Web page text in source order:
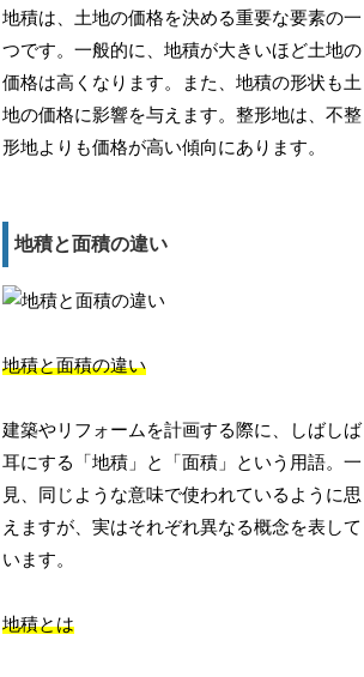
地積は、土地の価格を決める重要な要素の一
つです。一般的に、地積が大きいほど土地の
価格は高くなります。また、地積の形状も土
地の価格に影響を与えます。整形地は、不整
形地よりも価格が高い傾向にあります。
地積と面積の違い
地積と面積の違い
建築やリフォームを計画する際に、しばしば
耳にする「地積」と「面積」という用語。一
見、同じような意味で使われているように思
えますが、実はそれぞれ異なる概念を表して
います。
地積とは